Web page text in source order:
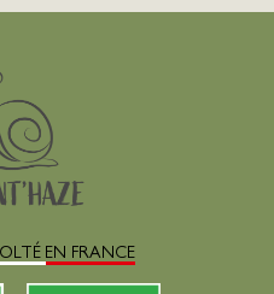
EN FRANCE